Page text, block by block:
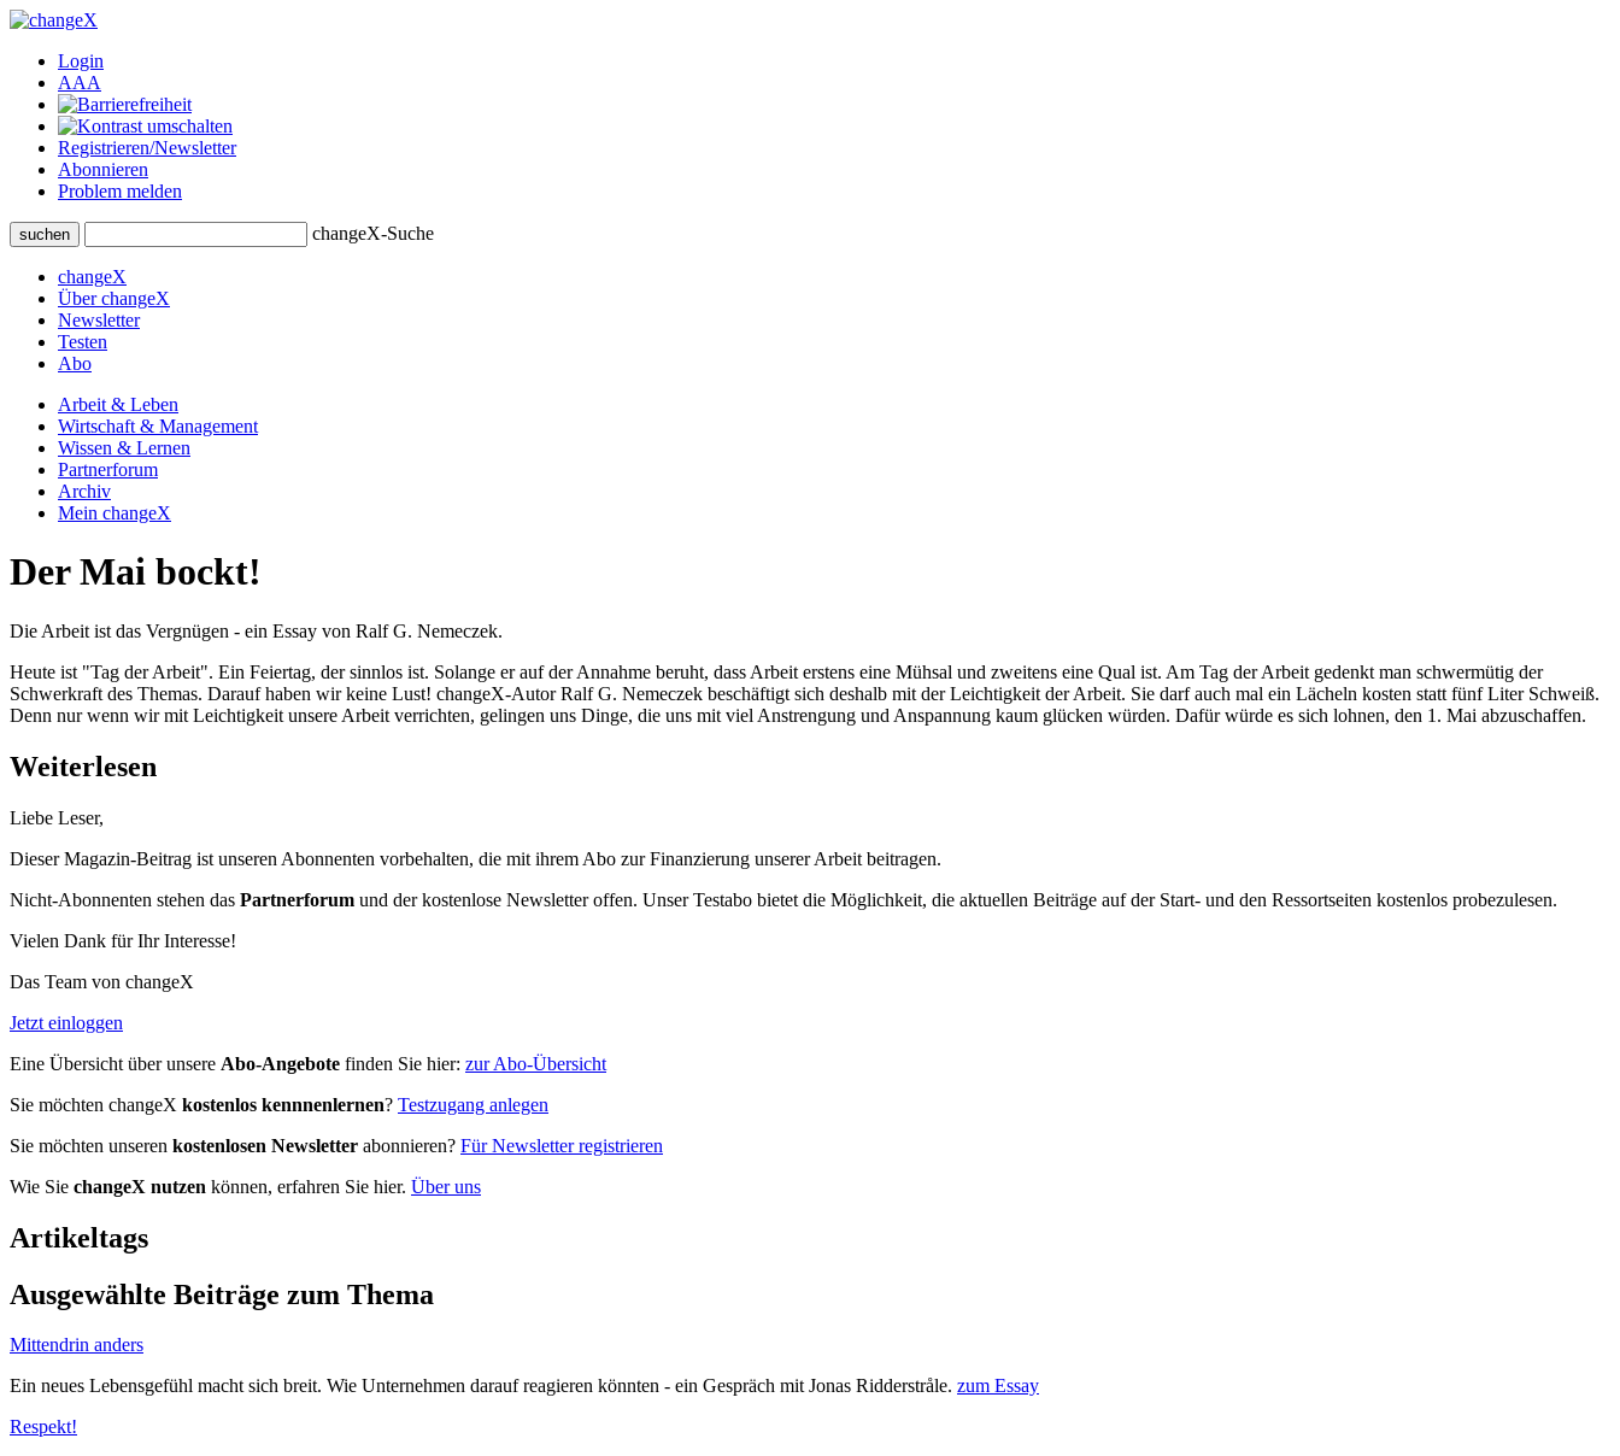
Login
AAA
Registrieren/Newsletter
Abonnieren
Problem melden
suchen changeX-Suche
changeX
Über changeX
Newsletter
Testen
Abo
Arbeit & Leben
Wirtschaft & Management
Wissen & Lernen
Partnerforum
Archiv
Mein changeX
Der Mai bockt!
Die Arbeit ist das Vergnügen - ein Essay von Ralf G. Nemeczek.
Heute ist "Tag der Arbeit". Ein Feiertag, der sinnlos ist. Solange er auf der Annahme beruht, dass Arbeit erstens eine Mühsal und zweitens eine Qual ist. Am Tag der Arbeit gedenkt man schwermütig der
Schwerkraft des Themas. Darauf haben wir keine Lust! changeX-Autor Ralf G. Nemeczek beschäftigt sich deshalb mit der Leichtigkeit der Arbeit. Sie darf auch mal ein Lächeln kosten statt fünf Liter Schweiß.
Denn nur wenn wir mit Leichtigkeit unsere Arbeit verrichten, gelingen uns Dinge, die uns mit viel Anstrengung und Anspannung kaum glücken würden. Dafür würde es sich lohnen, den 1. Mai abzuschaffen.
Weiterlesen
Liebe Leser,
Dieser Magazin-Beitrag ist unseren Abonnenten vorbehalten, die mit ihrem Abo zur Finanzierung unserer Arbeit beitragen.
Nicht-Abonnenten stehen das Partnerforum und der kostenlose Newsletter offen. Unser Testabo bietet die Möglichkeit, die aktuellen Beiträge auf der Start- und den Ressortseiten kostenlos probezulesen.
Vielen Dank für Ihr Interesse!
Das Team von changeX
Jetzt einloggen
Eine Übersicht über unsere Abo-Angebote finden Sie hier: zur Abo-Übersicht
Sie möchten changeX kostenlos kennnenlernen? Testzugang anlegen
Sie möchten unseren kostenlosen Newsletter abonnieren? Für Newsletter registrieren
Wie Sie changeX nutzen können, erfahren Sie hier. Über uns
Artikeltags
Ausgewählte Beiträge zum Thema
Mittendrin anders
Ein neues Lebensgefühl macht sich breit. Wie Unternehmen darauf reagieren könnten - ein Gespräch mit Jonas Ridderstråle. zum Essay
Respekt!